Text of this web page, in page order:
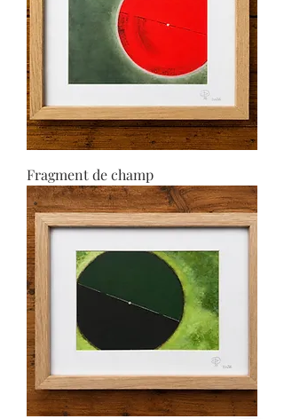
Fragment de champ